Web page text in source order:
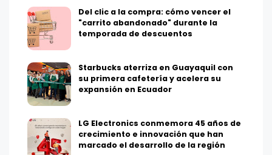
Del clic a la compra: cómo vencer el
"carrito abandonado" durante la
temporada de descuentos
Starbucks aterriza en Guayaquil con
su primera cafetería y acelera su
expansión en Ecuador
LG Electronics conmemora 45 años de
crecimiento e innovación que han
marcado el desarrollo de la región